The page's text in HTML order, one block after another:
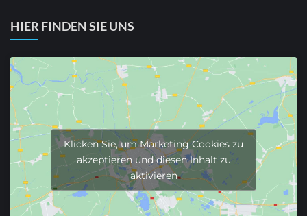
HIER FINDEN SIE UNS
Klicken Sie, um Marketing Cookies zu
akzeptieren und diesen Inhalt zu
aktivieren